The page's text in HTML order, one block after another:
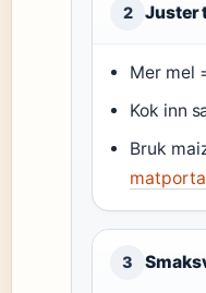
2 Juster
Mer mel
Kok inn
Bruk
3